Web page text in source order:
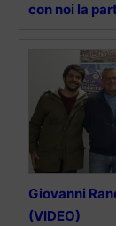
con noi la
Giovanni
(VIDEO)